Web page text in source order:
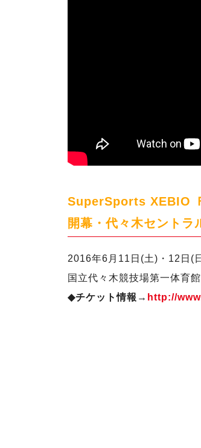
SuperSports XEBIO
開幕・代々木セントラ
2016年6月11日(土)・12日(
国立代々木競技場第一体育館
◆チケット情報→ http://